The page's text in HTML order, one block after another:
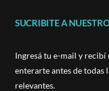
SUCRIBITE A
Ingresá tu e-mail y
enterarte antes de todas
relevantes.